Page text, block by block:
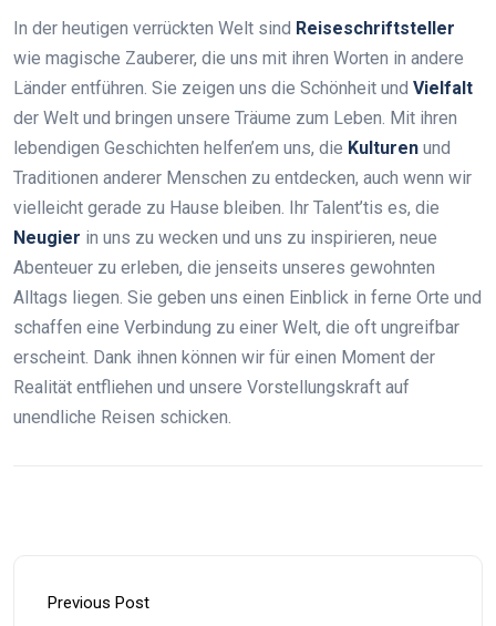
In der heutigen verrückten Welt sind Reiseschriftsteller
wie magische Zauberer, die uns mit ihren Worten in andere
Länder entführen. Sie zeigen uns die Schönheit und Vielfalt
der Welt und bringen unsere Träume zum Leben. Mit ihren
lebendigen Geschichten helfen’em uns, die Kulturen und
Traditionen anderer Menschen zu entdecken, auch wenn wir
vielleicht gerade zu Hause bleiben. Ihr Talent’tis es, die
Neugier in uns zu wecken und uns zu inspirieren, neue
Abenteuer zu erleben, die jenseits unseres gewohnten
Alltags liegen. Sie geben uns einen Einblick in ferne Orte und
schaffen eine Verbindung zu einer Welt, die oft ungreifbar
erscheint. Dank ihnen können wir für einen Moment der
Realität entfliehen und unsere Vorstellungskraft auf
unendliche Reisen schicken.
Previous Post